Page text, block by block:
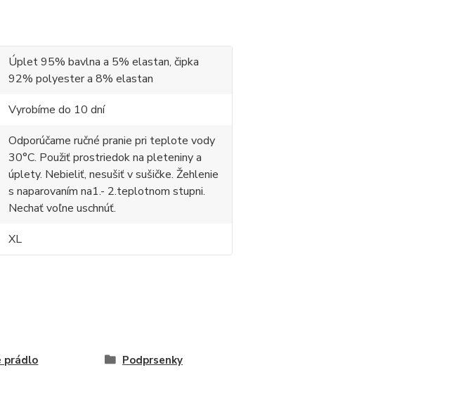
Úplet 95% bavlna a 5% elastan, čipka
92% polyester a 8% elastan
Vyrobíme do 10 dní
Odporúčame ručné pranie pri teplote vody
30°C. Použiť prostriedok na pleteniny a
úplety. Nebieliť, nesušiť v sušičke. Žehlenie
s naparovaním na1.- 2.teplotnom stupni.
Nechať voľne uschnúť.
XL
prádlo Podprsenky